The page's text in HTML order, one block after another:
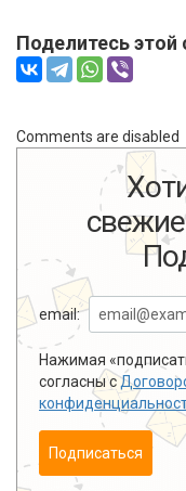
Поделитесь этой
Comments are disabled
email:
Нажимая
согласны с
Подписаться